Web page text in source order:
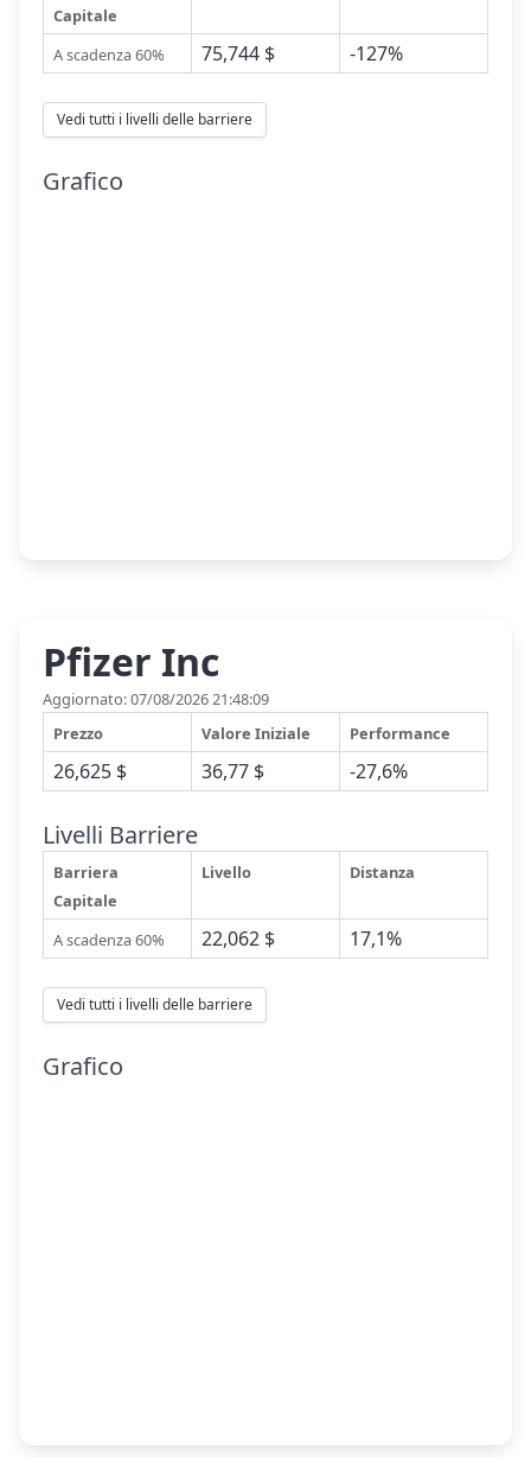
Capitale
A scadenza 60% 75,744 $ -127%
Vedi tutti i livelli delle barriere
Grafico
Pfizer Inc
Aggiornato: 07/08/2026 21:48:09
Prezzo
Valore Iniziale Performance
26,625 $ 36,77 $ -27,6%
Livelli Barriere
Barriera
Capitale
Livello Distanza
A scadenza 60% 22,062 $ 17,1%
Vedi tutti i livelli delle barriere
Grafico